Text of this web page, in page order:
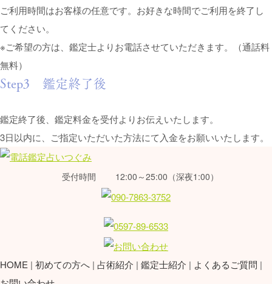
ご利用時間はお客様の任意です。お好きな時間でご利用を終了し
てください。
※ご希望の方は、鑑定士よりお電話させていただきます。（通話料
無料）
Step3 鑑定終了後
鑑定終了後、鑑定料金を受付よりお伝えいたします。
3日以内に、ご指定いただいた方法にて入金をお願いいたします。
受付時間 12:00～25:00（深夜1:00）
HOME 初めての方へ 占術紹介 鑑定士紹介
よくあるご質問